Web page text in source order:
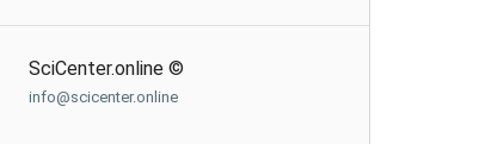
SciCenter.online ©
info@scicenter.online